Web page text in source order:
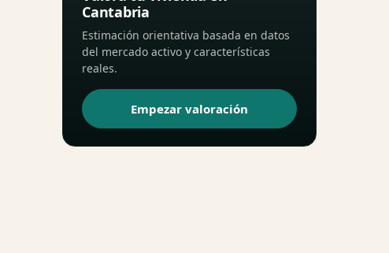
Cantabria
Estimación orientativa basada en datos
del mercado activo y características
reales.
Empezar valoración